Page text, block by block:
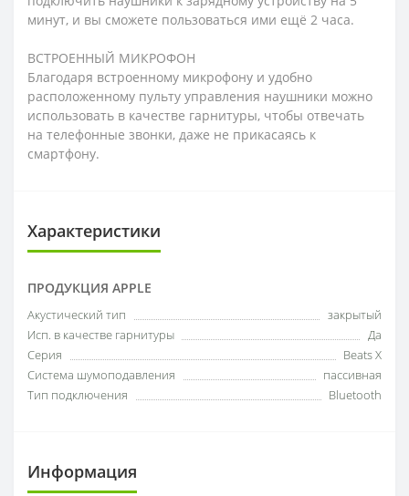
минут, и вы сможете пользоваться ими ещё 2 часа.
ВСТРОЕННЫЙ МИКРОФОН
Благодаря встроенному микрофону и удобно
расположенному пульту управления наушники можно
использовать в качестве гарнитуры, чтобы отвечать
на телефонные звонки, даже не прикасаясь к
смартфону.
Характеристики
ПРОДУКЦИЯ APPLE
Акустический тип
закрытый
Исп. в качестве гарнитуры
Да
Серия
Beats X
Система шумоподавления
пассивная
Тип подключения
Bluetooth
Информация